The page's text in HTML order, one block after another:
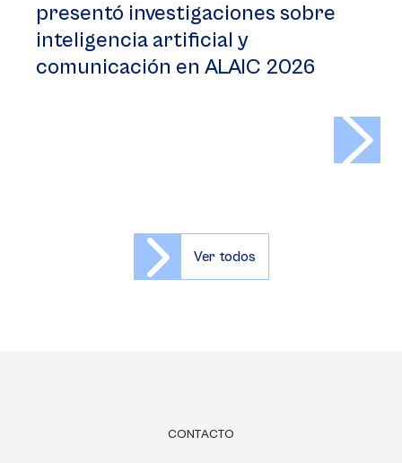
presentó investigaciones sobre
inteligencia artificial y
comunicación en ALAIC 2026
Ver todos
CONTACTO